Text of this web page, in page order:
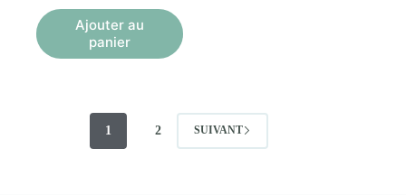
Ajouter au
panier
1 2 SUIVANT